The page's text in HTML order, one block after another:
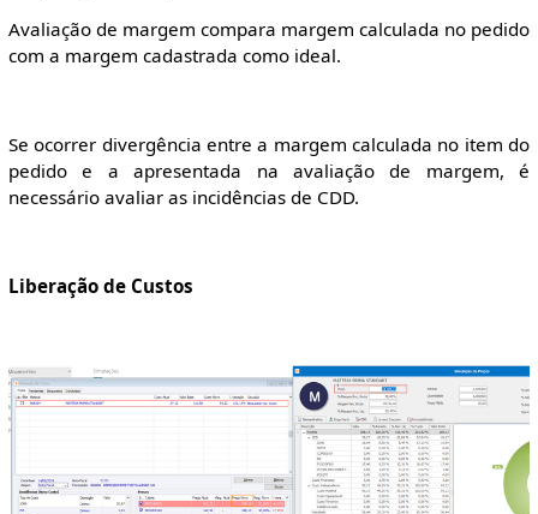
Avaliação de margem compara margem calculada no pedido
com a margem cadastrada como ideal.
Se ocorrer divergência entre a margem calculada no item do
pedido e a apresentada na avaliação de margem, é
necessário avaliar as incidências de CDD.
Liberação de Custos